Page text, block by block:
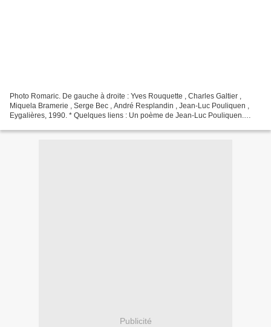
Photo Romaric. De gauche à droite : Yves Rouquette , Charles Galtier ,
Miquela Bramerie , Serge Bec , André Resplandin , Jean-Luc Pouliquen ,
Eygalières, 1990. * Quelques liens : Un poème de Jean-Luc Pouliquen.
Publicité